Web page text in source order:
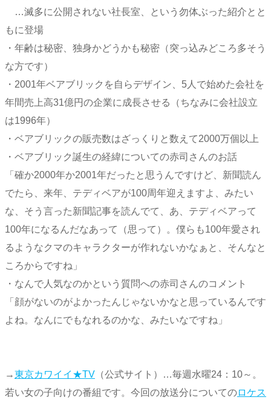
…滅多に公開されない社長室、という勿体ぶった紹介とと
もに登場
・年齢は秘密、独身かどうかも秘密（突っ込みどころ多そう
な方です）
・2001年ベアブリックを自らデザイン、5人で始めた会社を
年間売上高31億円の企業に成長させる（ちなみに会社設立
は1996年）
・ベアブリックの販売数はざっくりと数えて2000万個以上
・ベアブリック誕生の経緯についての赤司さんのお話
「確か2000年か2001年だったと思うんですけど、新聞読ん
でたら、来年、テディベアが100周年迎えますよ、みたい
な、そう言った新聞記事を読んでて、あ、テディベアって
100年になるんだなあって（思って）。僕らも100年愛され
るようなクマのキャラクターが作れないかなぁと、そんなと
ころからですね」
・なんで人気なのかという質問への赤司さんのコメント
「顔がないのがよかったんじゃないかなと思っているんです
よね。なんにでもなれるのかな、みたいなですね」
→東京カワイイ★TV （公式サイト）…毎週水曜24：10～。
若い女の子向けの番組です。今回の放送分についてのロケス